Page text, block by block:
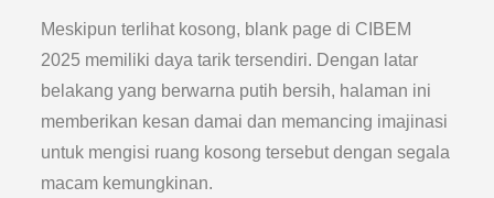
Meskipun terlihat kosong, blank page di CIBEM
2025 memiliki daya tarik tersendiri. Dengan latar
belakang yang berwarna putih bersih, halaman ini
memberikan kesan damai dan memancing imajinasi
untuk mengisi ruang kosong tersebut dengan segala
macam kemungkinan.